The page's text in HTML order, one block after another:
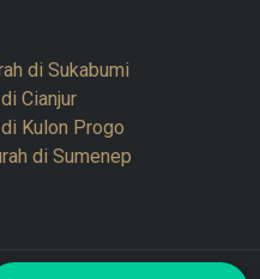
di Sukabumi
Cianjur
Kulon Progo
di Sumenep